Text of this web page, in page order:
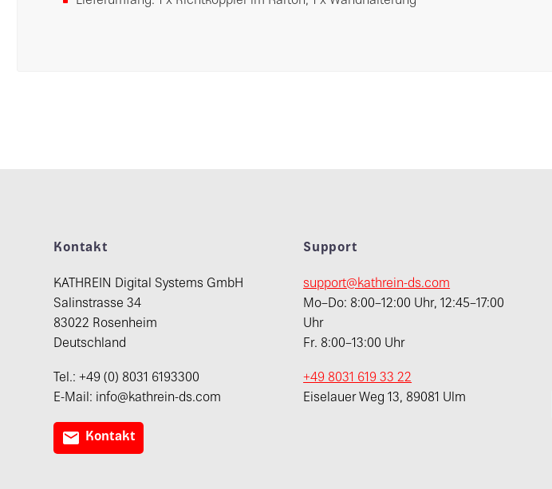
Kontakt
KATHREIN Digital Systems GmbH
Salinstrasse 34
83022 Rosenheim
Deutschland
Tel.: +49 (0) 8031 6193300
E-Mail: info@kathrein-ds.com
 Kontakt
Support
support@kathrein-ds.com
Mo–Do: 8:00–12:00 Uhr, 12:45–17:00
Uhr
Fr. 8:00–13:00 Uhr
+49 8031 619 33 22
Eiselauer Weg 13, 89081 Ulm